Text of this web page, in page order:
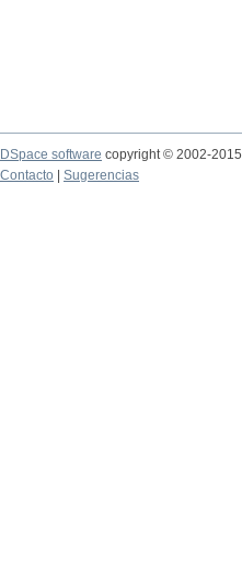
DSpace software copyright © 2002-2015
Contacto
Sugerencias